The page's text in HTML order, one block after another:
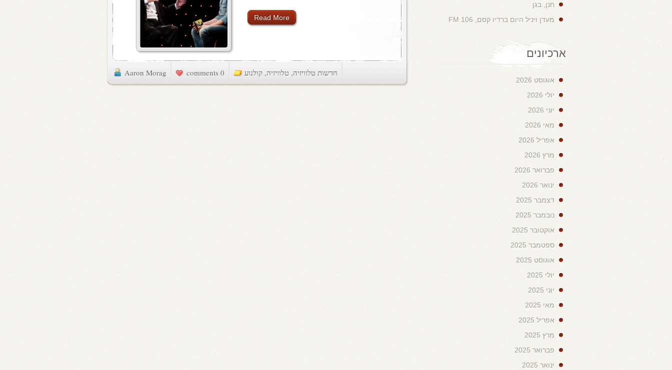
Read More
Aaron Morag 0 comments חדשות טלוויזיה, טלוויזיה, קולנוע
חנן, בגן
מעדן ויניל היום ברדיו קסם, 106 FM
ארכיונים
אוגוסט 2026
יולי 2026
יוני 2026
מאי 2026
אפריל 2026
מרץ 2026
פברואר 2026
ינואר 2026
דצמבר 2025
נובמבר 2025
אוקטובר 2025
ספטמבר 2025
אוגוסט 2025
יולי 2025
יוני 2025
מאי 2025
אפריל 2025
מרץ 2025
פברואר 2025
ינואר 2025